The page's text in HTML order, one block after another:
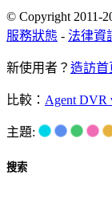
© Copyright 2011-
服務狀態 - 法律資
新使用者？ 造訪首
比較： Agent DVR
主題:
搜索